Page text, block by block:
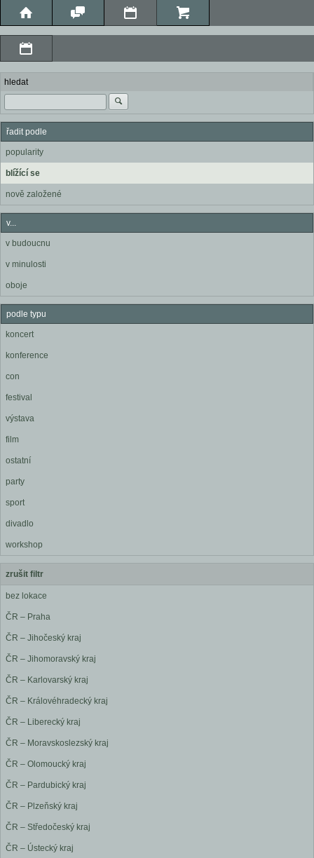
hledat
řadit podle
popularity
blížící se
nově založené
v...
v budoucnu
v minulosti
oboje
podle typu
koncert
konference
con
festival
výstava
film
ostatní
party
sport
divadlo
workshop
zrušit filtr
bez lokace
ČR – Praha
ČR – Jihočeský kraj
ČR – Jihomoravský kraj
ČR – Karlovarský kraj
ČR – Královéhradecký kraj
ČR – Liberecký kraj
ČR – Moravskoslezský kraj
ČR – Olomoucký kraj
ČR – Pardubický kraj
ČR – Plzeňský kraj
ČR – Středočeský kraj
ČR – Ústecký kraj